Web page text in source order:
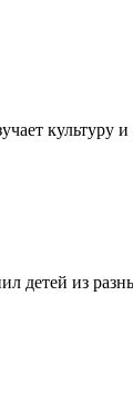
культуру
детей из